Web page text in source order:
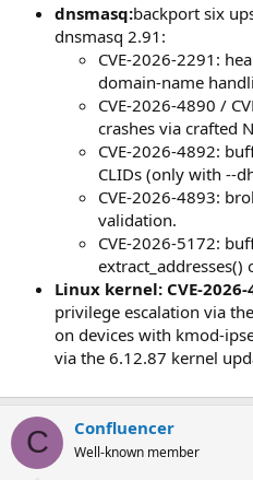
dnsmasq:backport six
dnsmasq 2.91:
CVE-2026-2291:
domain-name
CVE-2026-4890 /
crashes via crafted
CVE-2026-4892:
CLIDs (only with --
CVE-2026-4893:
validation.
CVE-2026-5172:
extract_addresses()
Linux kernel: CVE-
privilege escalation via
on devices with kmod-
via the 6.12.87 kernel
C Confluencer
Well-known member